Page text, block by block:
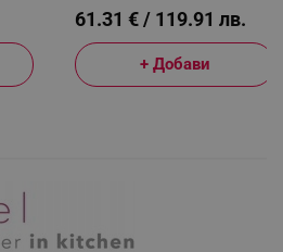
61.31 € / 119.91 лв.
+ Добави